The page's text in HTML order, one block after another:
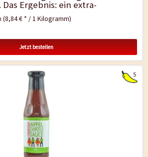
Ergebnis: ein extra-
scharfer...
(8,84 € * / 1 Kilogramm)
Jetzt bestellen
5